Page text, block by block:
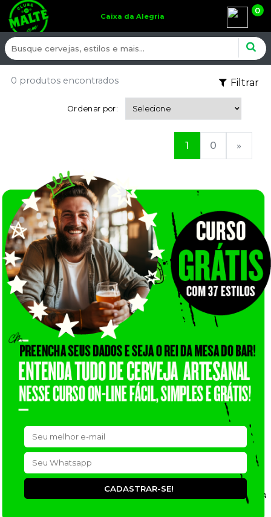
Caixa da Alegria
0
Filtrar
0 produtos encontrados
Ordenar por:
1 0 »
CADASTRAR-SE!